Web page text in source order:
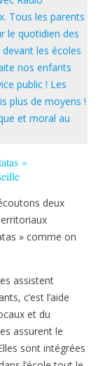
Tous les parents
le quotidien des
les écoles
nos enfants
public ! Les
plus de moyens !
et moral au
»
deux
» comme on
assistent
c’est l’aide
et du
assurent le
sont intégrées